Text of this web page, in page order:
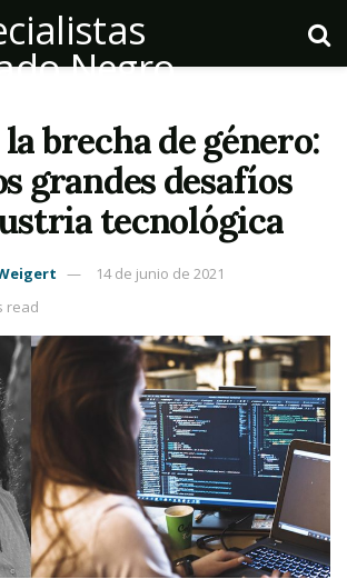
brecha de género:
grandes desafíos
tecnológica
14 de junio de 2021
read